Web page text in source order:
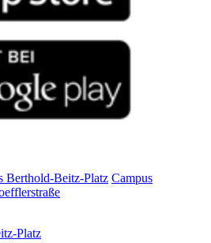
Berthold-Beitz-Platz Campus
Platz